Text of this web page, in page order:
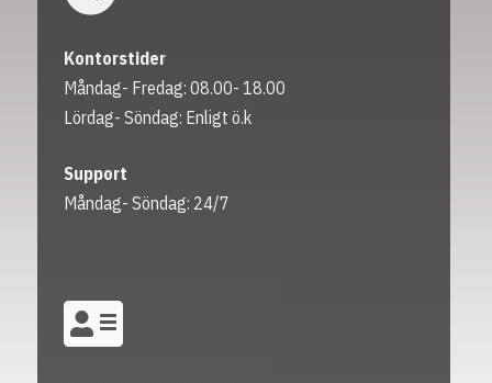
Kontorstider
Måndag- Fredag: 08.00- 18.00
Lördag- Söndag: Enligt ö.k
Support
Måndag- Söndag: 24/7